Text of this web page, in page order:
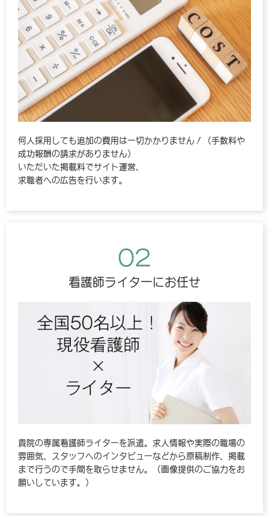
何人採用しても追加の費用は一切かかりません！（手数料や
成功報酬の請求がありません）
いただいた掲載料でサイト運営、
求職者への広告を行います。
02
看護師ライターにお任せ
貴院の専属看護師ライターを派遣。求人情報や実際の職場の
雰囲気、スタッフへのインタビューなどから原稿制作、掲載
まで行うので手間を取らせません。（画像提供のご協力をお
願いしています。）